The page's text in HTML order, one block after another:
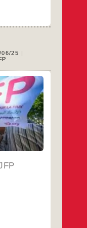
06/25
dont nous
qui comporte
discours
remercions
qui nous ont
sur
…